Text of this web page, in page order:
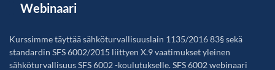
Webinaari
Kurssimme täyttää sähköturvallisuuslain 1135/2016 83§ sekä
standardin SFS 6002/2015 liittyen X.9 vaatimukset yleinen
sähköturvallisuus SFS 6002 -koulutukselle. SFS 6002 webinaari